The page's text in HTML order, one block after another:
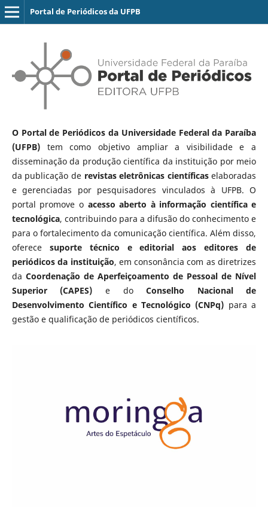
Portal de Periódicos da UFPB
O Portal de Periódicos da Universidade Federal da Paraíba
(UFPB)tem como objetivo ampliar a visibilidade e a
disseminação da produção científica da instituição por meio
da publicação de revistas eletrônicas científicaselaboradas
e gerenciadas por pesquisadores vinculados à UFPB. O
portal promove o acesso aberto à informação científica e
tecnológica, contribuindo para a difusão do conhecimento e
para o fortalecimento da comunicação científica. Além disso,
oferece suporte técnico e editorial aos editores de
periódicos da instituição, em consonância com as diretrizes
da Coordenação de Aperfeiçoamento de Pessoal de Nível
Superior (CAPES) e doConselho Nacional de
Desenvolvimento Científico e Tecnológico (CNPq) para a
gestão e qualificação de periódicos científicos.